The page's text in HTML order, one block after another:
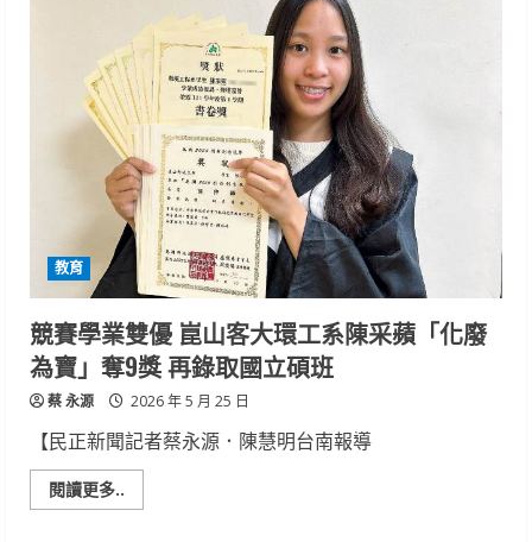
菲
籍
生
馬
冬
妮
學
業
實
習
雙
軌
齊
發
厚
植
電
機
實
戰
力
獲
科
業
留
任
教育
競賽學業雙優 崑山客大環工系陳采蘋「化廢
為寶」奪9獎 再錄取國立碩班
蔡 永源 2026 年 5 月 25 日
【民正新聞記者蔡永源．陳慧明台南報導
閱讀更多..
more